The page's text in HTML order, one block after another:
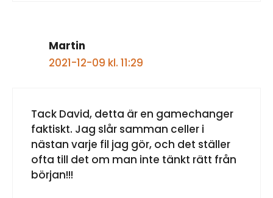
Martin
2021-12-09 kl. 11:29
Tack David, detta är en gamechanger
faktiskt. Jag slår samman celler i
nästan varje fil jag gör, och det ställer
ofta till det om man inte tänkt rätt från
början!!!